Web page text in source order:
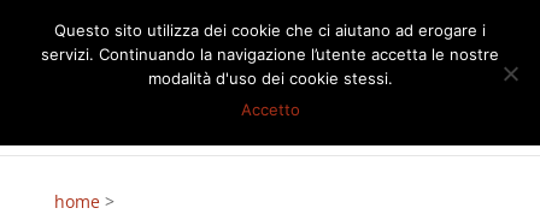
home>
Questo sito utilizza dei cookie che ci aiutano ad erogare i
servizi. Continuando la navigazione l’utente accetta le nostre
modalità d'uso dei cookie stessi.
Accetto